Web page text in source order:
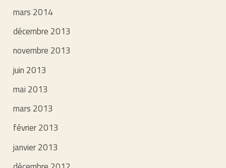
mars 2014
décembre 2013
novembre 2013
juin 2013
mai 2013
mars 2013
février 2013
janvier 2013